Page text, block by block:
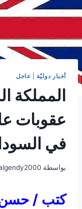
أخبار دوليّة عاجل
المملكة
عقوبات
في
بواسطة
كتب / حسن